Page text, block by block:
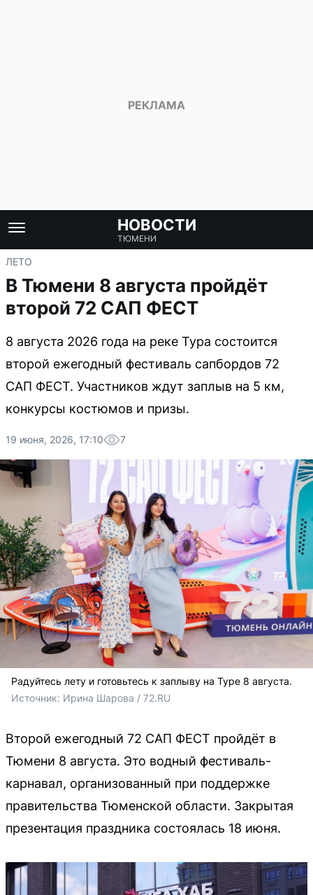
НОВОСТИ
ТЮМЕНИ
ЛЕТО
В Тюмени 8 августа пройдёт
второй 72 САП ФЕСТ
8 августа 2026 года на реке Тура состоится
второй ежегодный фестиваль сапбордов 72
САП ФЕСТ. Участников ждут заплыв на 5 км,
конкурсы костюмов и призы.
19 июня, 2026, 17:10 7
Радуйтесь лету и готовьтесь к заплыву на Туре 8 августа.
Источник: Ирина Шарова / 72.RU
Второй ежегодный 72 САП ФЕСТ пройдёт в
Тюмени 8 августа. Это водный фестиваль-
карнавал, организованный при поддержке
правительства Тюменской области. Закрытая
презентация праздника состоялась 18 июня.